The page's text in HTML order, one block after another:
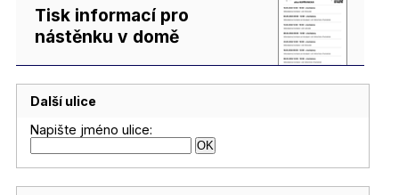
Tisk informací pro
nástěnku v domě
Další ulice
Napište jméno ulice: